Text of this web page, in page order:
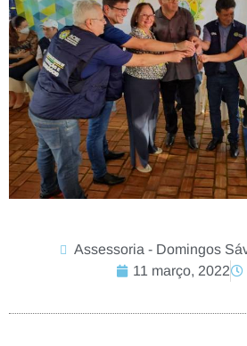
Assessoria - Domingos
11 março, 2022